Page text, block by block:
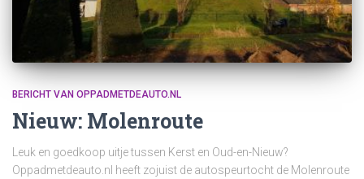
BERICHT VAN OPPADMETDEAUTO.NL
Nieuw: Molenroute
Leuk en goedkoop uitje tussen Kerst en Oud-en-Nieuw?
Oppadmetdeauto.nl heeft zojuist de autospeurtocht de Molenroute